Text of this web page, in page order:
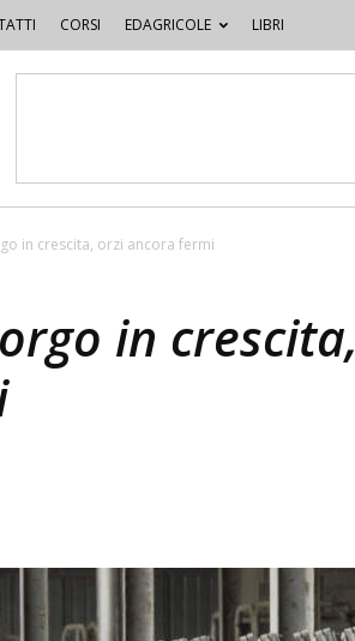
CORSI EDAGRICOLE LIBRI
in crescita, orzi ancora fermi
in crescita,